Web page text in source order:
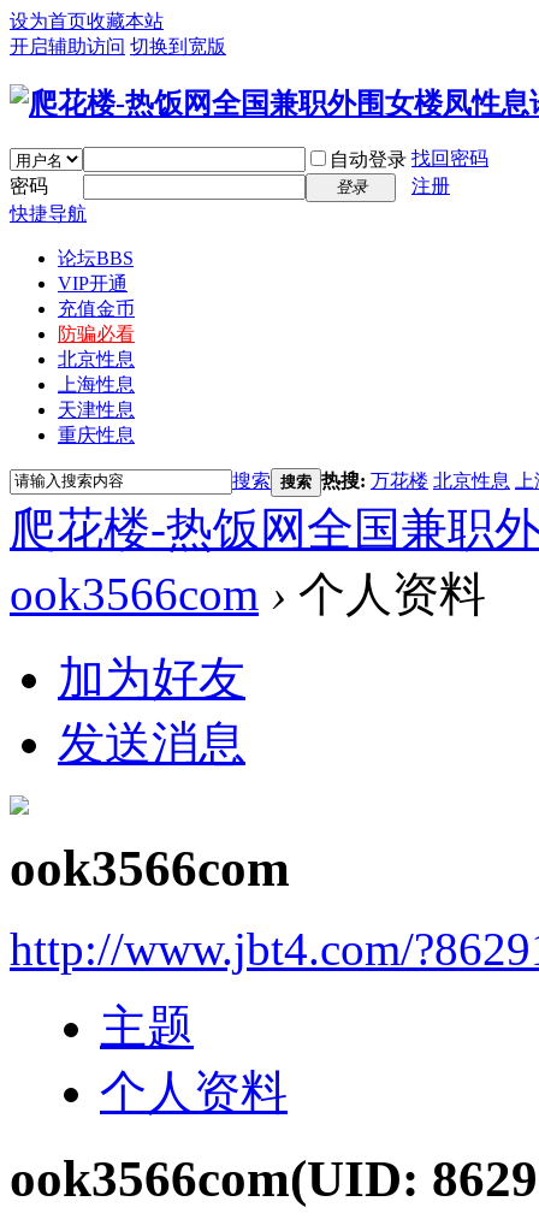
设为首页收藏本站
开启辅助访问 切换到宽版
自动登录 找回密码
密码
登录
注册
快捷导航
论坛BBS
VIP开通
充值金币
防骗必看
北京性息
上海性息
天津性息
重庆性息
搜索 搜索 热搜: 万花楼 北京性息
爬花楼-热饭网全国兼职
ook3566com › 个人资料
加为好友
发送消息
ook3566com
http://www.jbt4.com/
主题
个人资料
ook3566com(UID: